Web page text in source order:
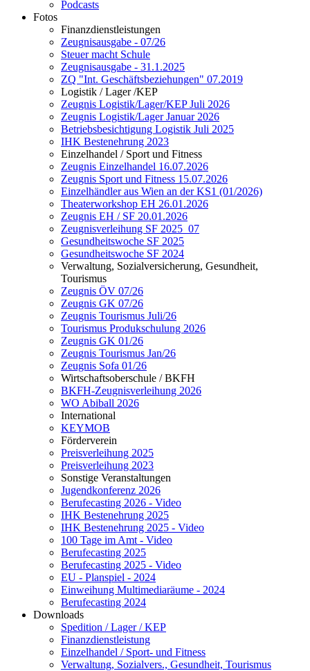
Podcasts
Fotos
Finanzdienstleistungen
Zeugnisausgabe - 07/26
Steuer macht Schule
Zeugnisausgabe - 31.1.2025
ZQ "Int. Geschäftsbeziehungen" 07.2019
Logistik / Lager /KEP
Zeugnis Logistik/Lager/KEP Juli 2026
Zeugnis Logistik/Lager Januar 2026
Betriebsbesichtigung Logistik Juli 2025
IHK Bestenehrung 2023
Einzelhandel / Sport und Fitness
Zeugnis Einzelhandel 16.07.2026
Zeugnis Sport und Fitness 15.07.2026
Einzelhändler aus Wien an der KS1 (01/2026)
Theaterworkshop EH 26.01.2026
Zeugnis EH / SF 20.01.2026
Zeugnisverleihung SF 2025_07
Gesundheitswoche SF 2025
Gesundheitswoche SF 2024
Verwaltung, Sozialversicherung, Gesundheit,
Tourismus
Zeugnis ÖV 07/26
Zeugnis GK 07/26
Zeugnis Tourismus Juli/26
Tourismus Produkschulung 2026
Zeugnis GK 01/26
Zeugnis Tourismus Jan/26
Zeugnis Sofa 01/26
Wirtschaftsoberschule / BKFH
BKFH-Zeugnisverleihung 2026
WO Abiball 2026
International
KEYMOB
Förderverein
Preisverleihung 2025
Preisverleihung 2023
Sonstige Veranstaltungen
Jugendkonferenz 2026
Berufecasting 2026 - Video
IHK Bestenehrung 2025
IHK Bestenehrung 2025 - Video
100 Tage im Amt - Video
Berufecasting 2025
Berufecasting 2025 - Video
EU - Planspiel - 2024
Einweihung Multimediaräume - 2024
Berufecasting 2024
Downloads
Spedition / Lager / KEP
Finanzdienstleistung
Einzelhandel / Sport- und Fitness
Verwaltung, Sozialvers., Gesundheit, Tourismus